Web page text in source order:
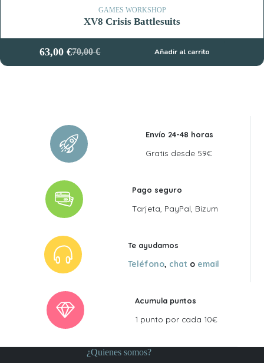
GAMES WORKSHOP
XV8 Crisis Battlesuits
70,00€
El
precio
63,00€El
precio
Añadir al carrito
Envío 24-48 horas
Gratis desde 59€
Pago seguro
Tarjeta, PayPal, Bizum
Te ayudamos
Teléfono, chat o email
Acumula puntos
1 punto por cada 10€
¿Quienes somos?